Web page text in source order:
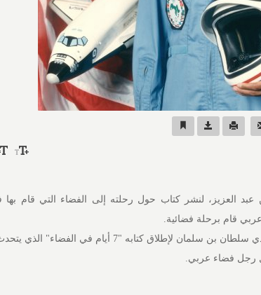
العزيز، لنشر كتاب حول رحلته إلى الفضاء التي قام بها
وبحسب موقع "عرب نيوز"، يتجه الأمير السعودي سلطان بن سلمان لإطلاق كتابه "7 أيام